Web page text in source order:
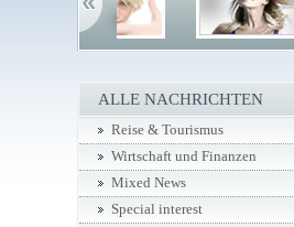
ALLE NACHRICHTEN
Reise & Tourismus
Wirtschaft und Finanzen
Mixed News
Special interest